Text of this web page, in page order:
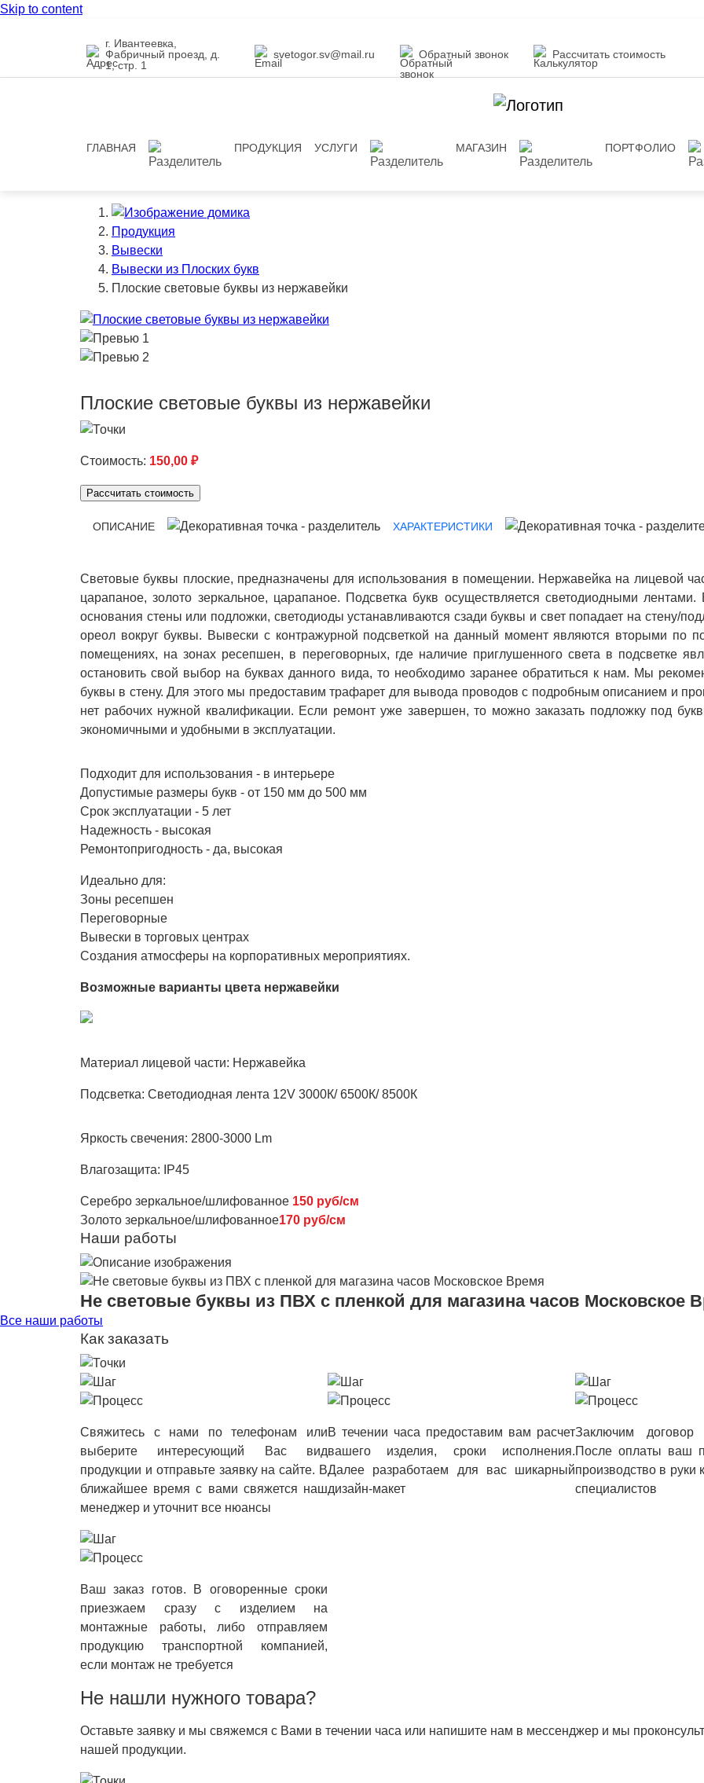
Skip to content
г. Ивантеевка,
Фабричный проезд, д.
1, стр. 1
svetogor.sv@mail.ru Обратный звонок Рассчитать стоимость
ГЛАВНАЯ ПРОДУКЦИЯ УСЛУГИ МАГАЗИН ПОРТФОЛИО
Продукция
Вывески
Вывески из Плоских букв
Плоские световые буквы из нержавейки
Previous
Плоские световые буквы из нержавейки
Стоимость: 150,00 ₽
Рассчитать стоимость
ОПИСАНИЕ ХАРАКТЕРИСТИКИ
Световые буквы плоские, предназначены для использования в помещении. Нержавейка на лицевой
царапаное, золото зеркальное, царапаное. Подсветка букв осуществляется светодиодными
основания стены или подложки, светодиоды устанавливаются сзади буквы и свет попадает на стену/
ореол вокруг буквы. Вывески с контражурной подсветкой на данный момент являются вторыми по
помещениях, на зонах ресепшен, в переговорных, где наличие приглушенного света в подсветке
остановить свой выбор на буквах данного вида, то необходимо заранее обратиться к нам. Мы
буквы в стену. Для этого мы предоставим трафарет для вывода проводов с подробным описанием и
нет рабочих нужной квалификации. Если ремонт уже завершен, то можно заказать подложку под
экономичными и удобными в эксплуатации.
Подходит для использования - в интерьере
Допустимые размеры букв - от 150 мм до 500 мм
Срок эксплуатации - 5 лет
Надежность - высокая
Ремонтопригодность - да, высокая
Идеально для:
Зоны ресепшен
Переговорные
Вывески в торговых центрах
Создания атмосферы на корпоративных мероприятиях.
Возможные варианты цвета нержавейки
Материал лицевой части: Нержавейка
Подсветка: Светодиодная лента 12V 3000К/ 6500К/ 8500К
Яркость свечения: 2800-3000 Lm
Влагозащита: IP45
Серебро зеркальное/шлифованное 150 руб/см
Золото зеркальное/шлифованное170 руб/см
Наши работы
Не световые буквы из ПВХ с пленкой для магазина часов Московское
Все наши работы
Как заказать
Свяжитесь с нами по телефонам или
выберите интересующий Вас вид
продукции и отправьте заявку на сайте. В
ближайшее время с вами свяжется наш
менеджер и уточнит все нюансы
В течении часа предоставим вам расчет
вашего изделия, сроки исполнения.
Далее разработаем для вас шикарный
дизайн-макет
Заключим
После оплаты ваш
производство в
специалистов
Ваш заказ готов. В оговоренные сроки
приезжаем сразу с изделием на
монтажные работы, либо отправляем
продукцию транспортной компанией,
если монтаж не требуется
Не нашли нужного товара?
Оставьте заявку и мы свяжемся с Вами в течении часа или напишите нам в мессенджер и мы
нашей продукции.